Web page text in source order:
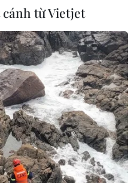
cánh từ Vietjet